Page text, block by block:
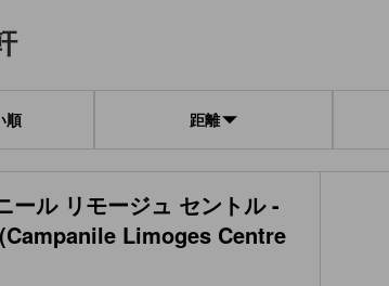
順 距離
ール リモージュ セントル -
Limoges Centre